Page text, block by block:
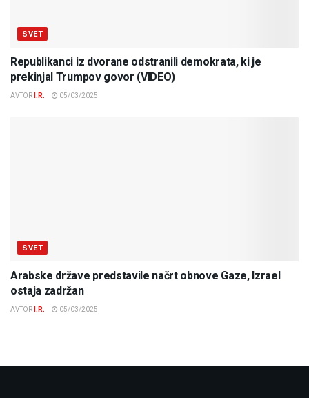
SVET
Republikanci iz dvorane odstranili demokrata, ki je
prekinjal Trumpov govor (VIDEO)
AVTOR I.R. 05/03/2025
SVET
Arabske države predstavile načrt obnove Gaze, Izrael
ostaja zadržan
AVTOR I.R. 05/03/2025